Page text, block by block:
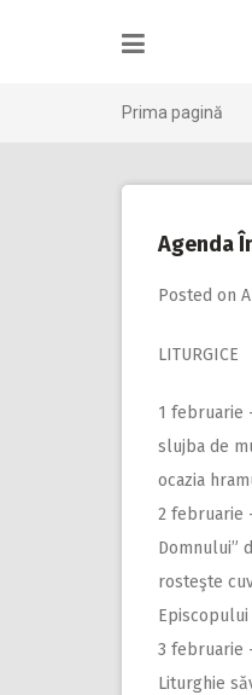
Prima pagină
Agenda
Posted on
LITURGICE
1 februarie
slujba de
ocazia
2 februarie
Domnului”
rosteşte
3 februarie
Liturghie